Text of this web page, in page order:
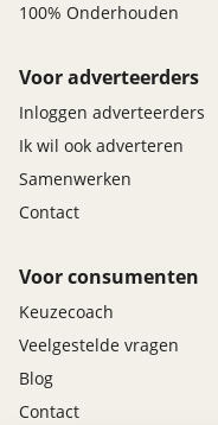
100% Onderhouden
Voor adverteerders
Inloggen adverteerders
Ik wil ook adverteren
Samenwerken
Contact
Voor consumenten
Keuzecoach
Veelgestelde vragen
Blog
Contact